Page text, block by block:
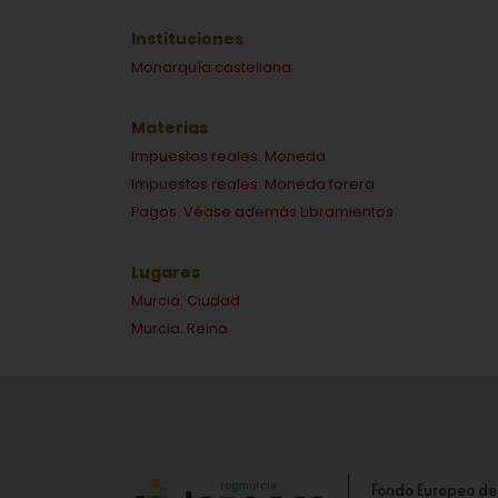
Instituciones
Monarquía castellana
Materias
Impuestos reales. Moneda
Impuestos reales. Moneda forera
Pagos. Véase además Libramientos
Lugares
Murcia. Ciudad
Murcia. Reino
Fondo Europeo